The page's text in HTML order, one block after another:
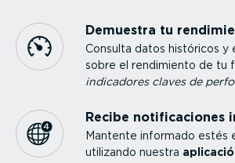
Demuestra tu
Consulta datos históricos y
sobre el rendimiento de tu
indicadores claves de
Recibe notifi­ca­ciones
Mantente informado estés
utilizando nuestra